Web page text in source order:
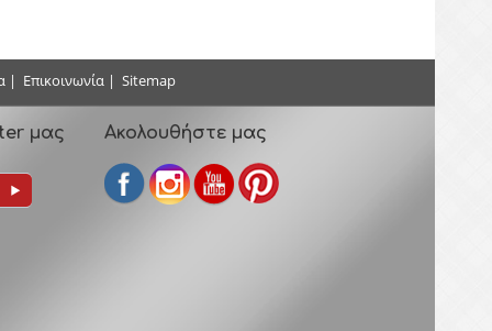
| Επικοινωνία | Sitemap
μας Ακολουθήστε μας